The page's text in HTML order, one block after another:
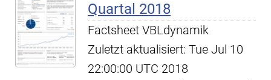
Quartal 2018
Factsheet VBLdynamik
Zuletzt aktualisiert: Tue Jul 10
22:00:00 UTC 2018